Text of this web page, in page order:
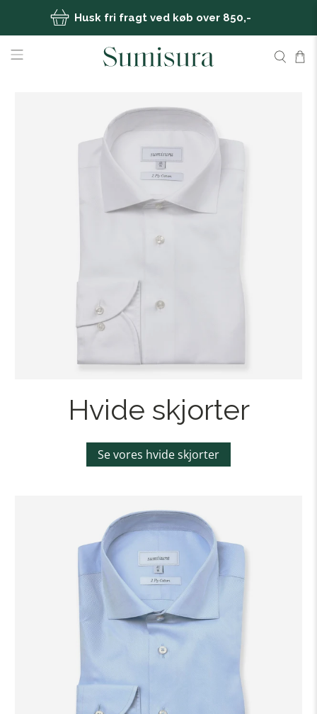
Husk fri fragt ved køb over 850,-
Hvide skjorter
Se vores hvide skjorter